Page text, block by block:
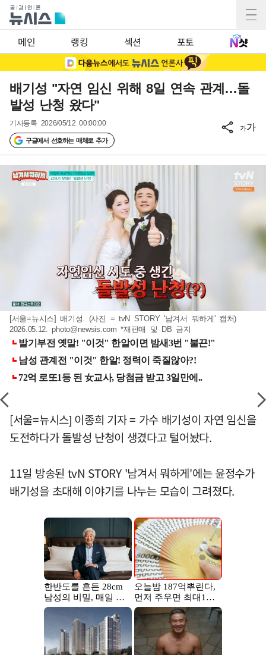
메인 랭킹 섹션 포토
배기성 "자연 임신 위해 8일 연속 관계…돌
발성 난청 왔다"
기사등록 2026/05/12 00:00:00
구글에서 선호하는 매체로 추가
가가
[서울=뉴시스] 배기성. (사진 = tvN STORY '남겨서 뭐하게' 캡처)
2026.05.12.photo@newsis.com *재판매 및 DB 금지
[서울=뉴시스] 이종희 기자 = 가수 배기성이 자연 임신을
도전하다가 돌발성 난청이 생겼다고 털어놨다.
11일 방송된 tvN STORY '남겨서 뭐하게'에는 윤정수가
배기성을 초대해 이야기를 나누는 모습이 그려졌다.